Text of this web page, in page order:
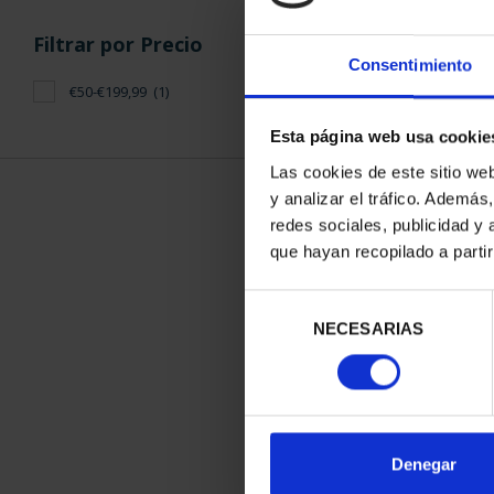
Consentimiento
Esta página web usa
Las cookies de este sitio
y analizar el tráfico.
redes sociales, publicidad y
que hayan recopilado a
consentimiento
NECESARIAS
Denegar
Filtrar por Precio
€50-€199,99 (1)